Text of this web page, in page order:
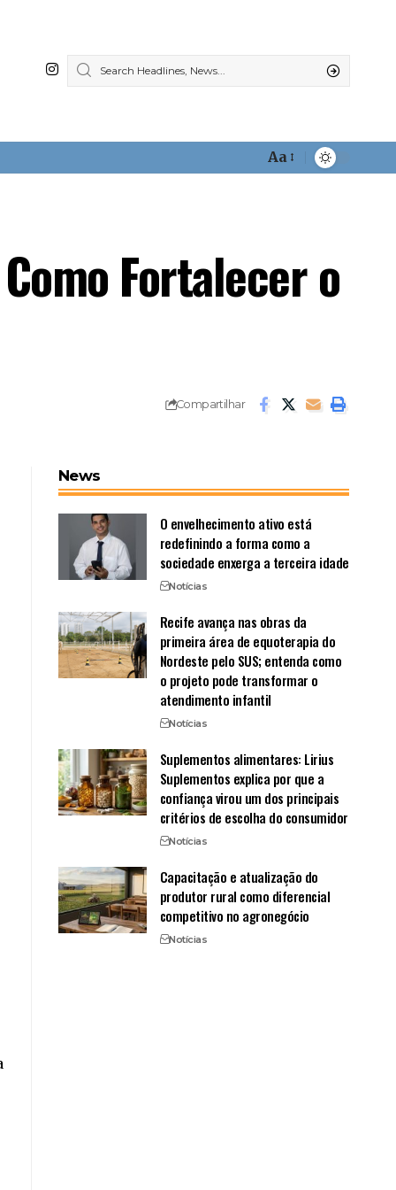
Font
Aa
Fortalecer o
Compartilhar
News
O envelhecimento ativo está
redefinindo a forma como a
sociedade enxerga a terceira idade
Notícias
Recife avança nas obras da
primeira área de equoterapia do
Nordeste pelo SUS; entenda como
o projeto pode transformar o
atendimento infantil
Notícias
Suplementos alimentares: Lirius
Suplementos explica por que a
confiança virou um dos principais
critérios de escolha do consumidor
Notícias
Capacitação e atualização do
produtor rural como diferencial
competitivo no agronegócio
Notícias